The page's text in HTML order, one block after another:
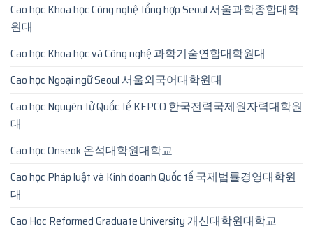
Cao học Khoa học Công nghệ tổng hợp Seoul 서울과학종합대학
원대
Cao học Khoa học và Công nghệ 과학기술연합대학원대
Cao học Ngoại ngữ Seoul 서울외국어대학원대
Cao học Nguyên tử Quốc tế KEPCO 한국전력국제원자력대학원
대
Cao học Onseok 온석대학원대학교
Cao học Pháp luật và Kinh doanh Quốc tế 국제법률경영대학원
대
Cao Hoc Reformed Graduate University 개신대학원대학교